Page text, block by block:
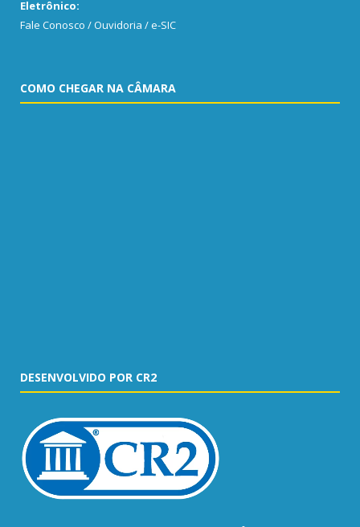
Eletrônico:
Fale Conosco / Ouvidoria / e-SIC
COMO CHEGAR NA CÂMARA
DESENVOLVIDO POR CR2